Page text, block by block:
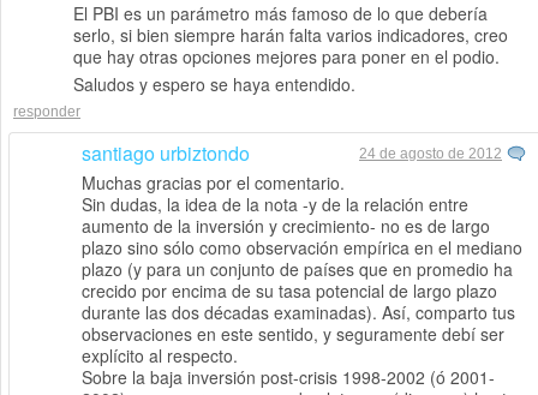
El PBI es un parámetro más famoso de lo que debería
serlo, si bien siempre harán falta varios indicadores, creo
que hay otras opciones mejores para poner en el podio.
Saludos y espero se haya entendido.
responder
santiago urbiztondo 24 de agosto de 2012
Muchas gracias por el comentario.
Sin dudas, la idea de la nota -y de la relación entre
aumento de la inversión y crecimiento- no es de largo
plazo sino sólo como observación empírica en el mediano
plazo (y para un conjunto de países que en promedio ha
crecido por encima de su tasa potencial de largo plazo
durante las dos décadas examinadas). Así, comparto tus
observaciones en este sentido, y seguramente debí ser
explícito al respecto.
Sobre la baja inversión post-crisis 1998-2002 (ó 2001-